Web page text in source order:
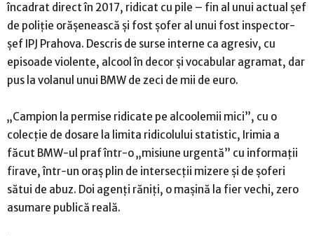
încadrat direct în 2017, ridicat cu pile – fin al unui actual șef
de poliție orășenească și fost șofer al unui fost inspector-
șef IPJ Prahova. Descris de surse interne ca agresiv, cu
episoade violente, alcool în decor și vocabular agramat, dar
pus la volanul unui BMW de zeci de mii de euro.
„Campion la permise ridicate pe alcoolemii mici”, cu o
colecție de dosare la limita ridicolului statistic, Irimia a
făcut BMW-ul praf într-o „misiune urgentă” cu informații
firave, într-un oraș plin de intersecții mizere și de șoferi
sătui de abuz. Doi agenți răniți, o mașină la fier vechi, zero
asumare publică reală.